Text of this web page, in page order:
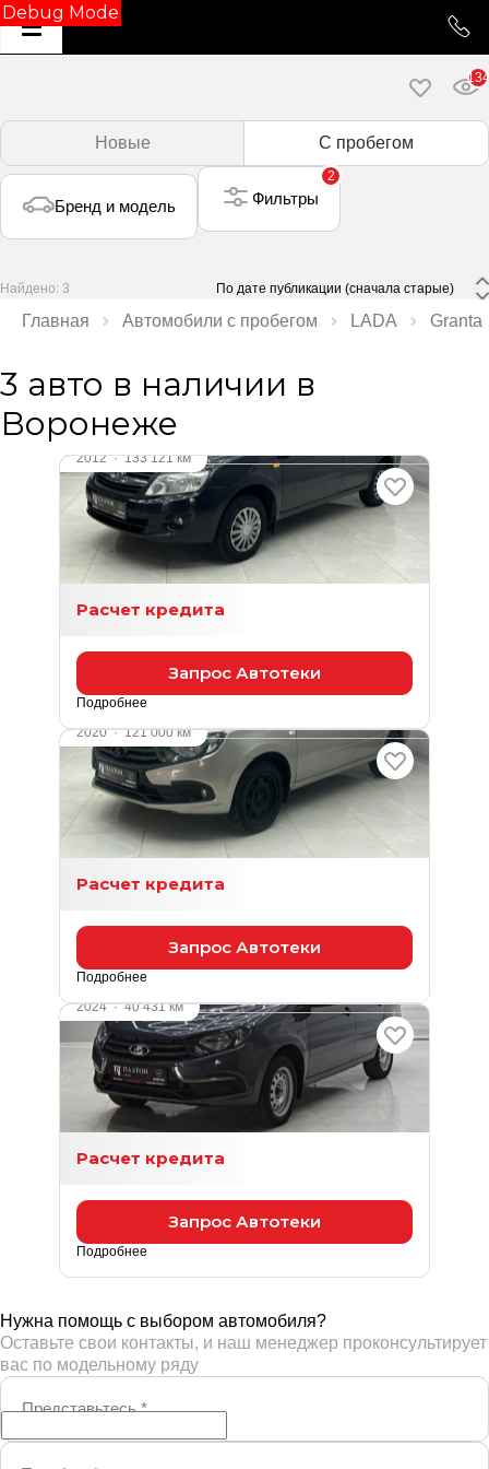
Debug Mode
134
Новые С пробегом
Бренд и модель
2
Фильтры
Найдено: 3
Главная Автомобили с пробегом LADA Granta
3 авто в наличии в
Воронеже
2012·133 121 км
LADA Granta
1.6 л (87 л.с.), МКПП, бензин, передний
415 000 ₽
Расчет кредита
Запрос Автотеки
Подробнее
2020·121 000 км
LADA Granta
1.6 л (87 л.с.), МКПП, бензин, передний
579 000 ₽
Расчет кредита
Запрос Автотеки
Подробнее
2024·40 431 км
LADA Granta
1.6 л (106 л.с.), МКПП, бензин, передний
935 000 ₽
Расчет кредита
Запрос Автотеки
Подробнее
Нужна помощь с выбором автомобиля?
Оставьте свои контакты, и наш менеджер проконсультирует
вас по модельному ряду
Представьтесь*